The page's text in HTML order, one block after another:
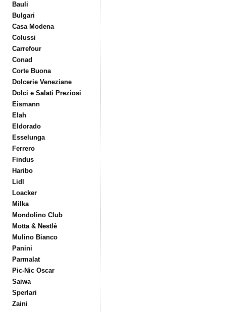
Bauli
Bulgari
Casa Modena
Colussi
Carrefour
Conad
Corte Buona
Dolcerie Veneziane
Dolci e Salati Preziosi
Eismann
Elah
Eldorado
Esselunga
Ferrero
Findus
Haribo
Lidl
Loacker
Milka
Mondolino Club
Motta & Nestlè
Mulino Bianco
Panini
Parmalat
Pic-Nic Oscar
Saiwa
Sperlari
Zaini